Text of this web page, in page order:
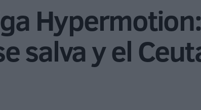
salva y el